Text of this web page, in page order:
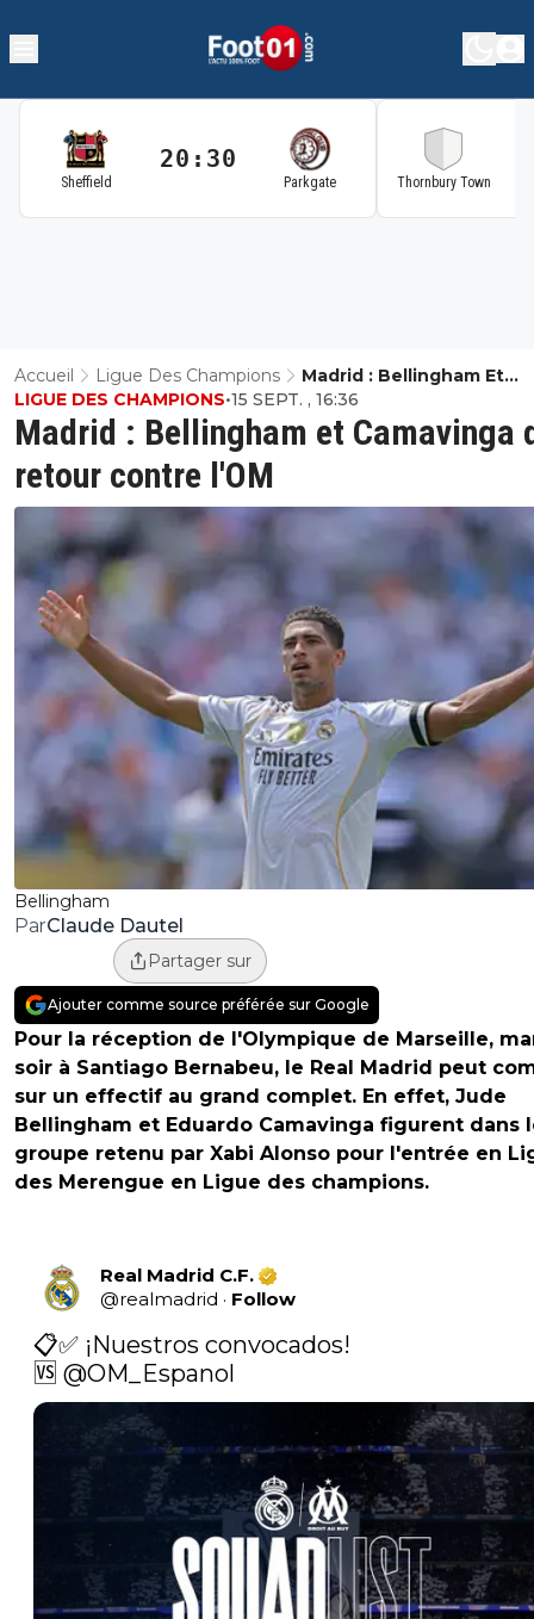
Sheffield
20:30
Parkgate Thornbury Town
Accueil Ligue Des Champions
Madrid : Bellingham Et
Camavinga De Retour
L'OM
Bellingham
Madrid : Bellingham et Camavinga
retour contre l'OM
LIGUE DES CHAMPIONS•15 SEPT. , 16:36
ParClaude Dautel
Partager sur
Ajouter comme source préférée sur Google
Pour la réception de l'Olympique de Marseille,
soir à Santiago Bernabeu, le Real Madrid peut
sur un effectif au grand complet. En effet, Jude
Bellingham et Eduardo Camavinga figurent dans
groupe retenu par Xabi Alonso pour l'entrée en
des Merengue en Ligue des champions.
Real Madrid C.F.
@realmadrid · Follow
📋✅ ¡Nuestros convocados!
🆚 @OM_Espanol